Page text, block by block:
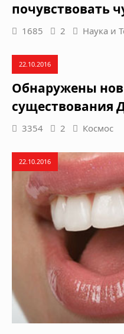
почувствовать
1685 2 Наука и
22.10.2016
Обнаружены
существования
3354 2 Космос
22.10.2016